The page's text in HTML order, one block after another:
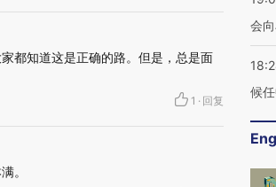
都知道这是正确的路。但是，总是面
1 · 回复
。
会
候